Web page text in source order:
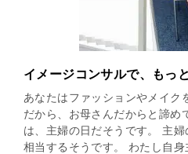
イメージコンサルで、もっ
あなたはファッションやメイク
だから、お母さんだからと諦
は、主婦の日だそうです。 主
相当するそうです。 わたし自